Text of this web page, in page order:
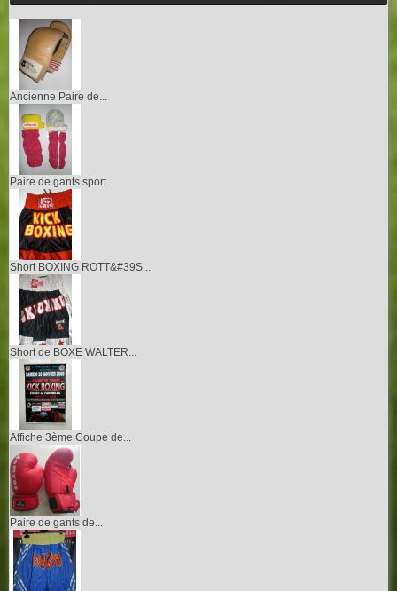
Ancienne Paire de...
Paire de gants sport...
Short BOXING ROTT&#39S...
Short de BOXE WALTER...
Affiche 3ème Coupe de...
Paire de gants de...